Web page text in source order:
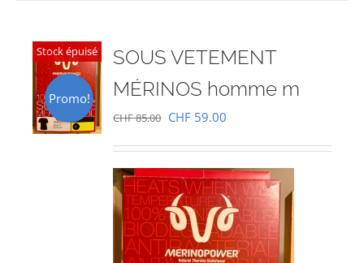
Stock épuisé
Promo!
SOUS VETEMENT
MÉRINOS homme m
CHF85.00 Le
initial
était :
CHF 85.00.
CHF 59.00
actuel
est :
CHF 59.00.